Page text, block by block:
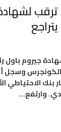
ترقب
شهادة جيروم
الكونجرس وسجل
بنك الاحتياطي
وارتفع…